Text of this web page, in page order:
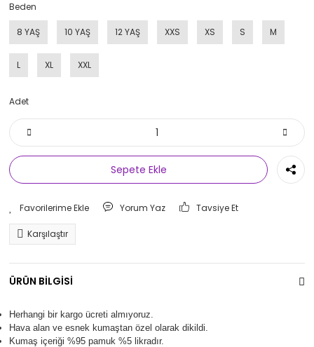
Beden
8 YAŞ 10 YAŞ 12 YAŞ XXS XS S M
L XL XXL
Adet
Sepete Ekle
Yorum Yaz Tavsiye Et
Karşılaştır
ÜRÜN BİLGİSİ
Herhangi bir kargo ücreti almıyoruz.
Hava alan ve esnek kumaştan özel olarak dikildi.
Kumaş içeriği %95 pamuk %5 likradır.